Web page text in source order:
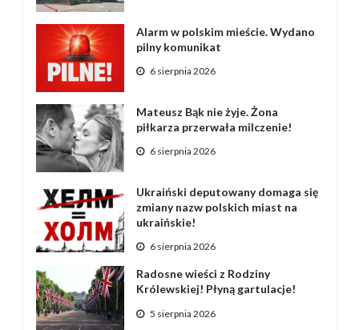
Alarm w polskim mieście. Wydano
pilny komunikat
6 sierpnia 2026
Mateusz Bąk nie żyje. Żona
piłkarza przerwała milczenie!
6 sierpnia 2026
Ukraiński deputowany domaga się
zmiany nazw polskich miast na
ukraińskie!
6 sierpnia 2026
Radosne wieści z Rodziny
Królewskiej! Płyną gartulacje!
5 sierpnia 2026